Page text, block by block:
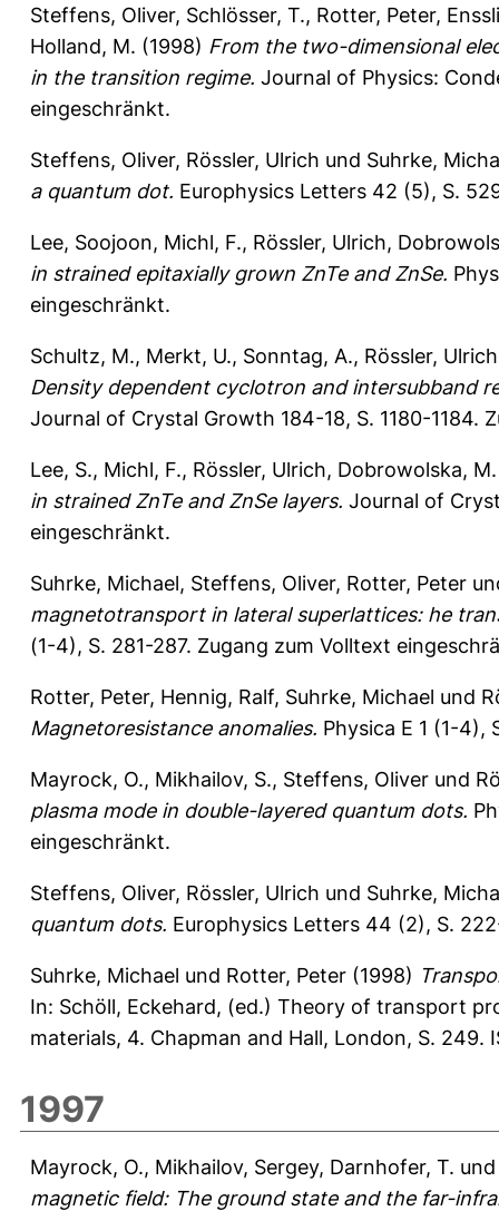
Steffens, Oliver, Schlösser, T., Rotter, Peter,
Holland, M. (1998) From the two-dimensional
in the transition regime. Journal of Physics:
eingeschränkt.
Steffens, Oliver, Rössler, Ulrich und Suhrke,
a quantum dot. Europhysics Letters 42 (5), S.
Lee, Soojoon, Michl, F., Rössler, Ulrich,
in strained epitaxially grown ZnTe and ZnSe.
eingeschränkt.
Schultz, M., Merkt, U., Sonntag, A., Rössler, Ulrich
Density dependent cyclotron and intersubband
Journal of Crystal Growth 184-18, S. 1180-1184.
Lee, S., Michl, F., Rössler, Ulrich, Dobrowolska, M.
in strained ZnTe and ZnSe layers. Journal of
eingeschränkt.
Suhrke, Michael, Steffens, Oliver, Rotter, Peter
magnetotransport in lateral superlattices: he
(1-4), S. 281-287. Zugang zum Volltext
Rotter, Peter, Hennig, Ralf, Suhrke, Michael und
Magnetoresistance anomalies. Physica E 1 (1-4),
Mayrock, O., Mikhailov, S., Steffens, Oliver und
plasma mode in double-layered quantum dots.
eingeschränkt.
Steffens, Oliver, Rössler, Ulrich und Suhrke,
quantum dots. Europhysics Letters 44 (2), S.
Suhrke, Michael und Rotter, Peter (1998)
In: Schöll, Eckehard, (ed.) Theory of transport
materials, 4. Chapman and Hall, London, S.
1997
Mayrock, O., Mikhailov, Sergey, Darnhofer, T.
magnetic field: The ground state and the far-